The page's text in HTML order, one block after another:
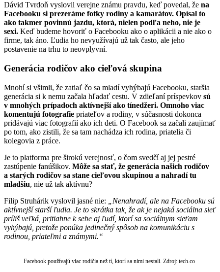
Dávid Tvrdoň vyslovil verejne známu pravdu, keď povedal, že na
Facebooku si prezeráme fotky rodiny a kamarátov. Opísal to
ako takmer povinnú jazdu, ktorá, nielen podľa neho, nie je
sexi. Keď budeme hovoriť o Facebooku ako o aplikácii a nie ako o
firme, tak áno. Ľudia ho nevyužívajú už tak často, ale jeho
postavenie na trhu to neovplyvní.
Generácia rodičov ako cieľová skupina
Mnohí si všimli, že zatiaľ čo sa mladí vyhýbajú Facebooku, staršia
generácia si k nemu začala hľadať cestu. V zdieľaní príspevkov sú
v mnohých prípadoch aktívnejší ako tínedžeri. Omnoho viac
komentujú fotografie priateľov a rodiny, v súčasnosti dokonca
pridávajú viac fotografií ako ich deti. O Facebook sa začali zaujímať
po tom, ako zistili, že sa tam nachádza ich rodina, priatelia či
kolegovia z práce.
Je to platforma pre širokú verejnosť, o čom svedčí aj jej pestré
zastúpenie fanúšikov. Môže sa stať, že generácia našich rodičov
a starých rodičov sa stane cieľovou skupinou a nahradí tu
mladšiu, nie už tak aktívnu?
Filip Struhárik vyslovil jasné nie:
Nenahradí, ale na Facebooku sú
aktívnejší starší ľudia. Je to skrátka tak, že ak je nejaká sociálna sieť
príliš veľká, pritiahne k sebe aj ľudí, ktorí sa sociálnym sieťam
vyhýbajú, pretože ponúka jedinečný spôsob na komunikáciu s
rodinou, priateľmi a známymi.“
Facebook používajú viac rodičia než tí, ktorí sa nimi nestali. Zdroj: tech.co